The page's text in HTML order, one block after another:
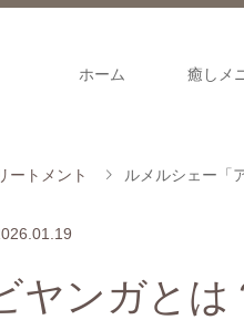
ホーム 癒しメ
ートメント ルメルシェー「
ヤンガとは